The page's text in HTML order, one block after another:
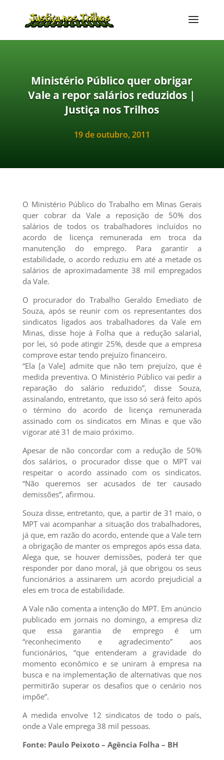
Ministério Público quer obrigar
Vale a repor salários reduzidos |
Justiça nos Trilhos
19 de outubro, 2011
O Ministério Público do Trabalho em Minas Gerais
quer cobrar da Vale a reposição de 50% dos
salários de todos os trabalhadores incluídos no
acordo de licença remunerada em troca da
manutenção do emprego. Para garantir a
estabilidade, o acordo reduziu em até a metade os
salários de aproximadamente 38 mil empregados
da Vale.
O procurador do Trabalho Geraldo Emediato de
Souza, após se reunir com os representantes dos
sindicatos ligados aos trabalhadores da Vale em
Minas, disse hoje à Folha que a redução salarial,
por lei, só pode atingir 25%, desde que a empresa
comprove estar tendo prejuízo financeiro.
“Ela [a Vale] admite que não tem prejuízo, que é
medida preventiva. O Ministério Público vai pedir a
reparação do salário reduzido”, disse Souza,
assinalando, entretanto, que isso só será feito após
o término do acordo de licença remunerada
assinado com os sindicatos em Minas e que vão
vigorar até 31 de maio próximo.
Apesar de não concordar com a redução de 50%
dos salários, o procurador disse que o MPT vai
respeitar o acordo assinado com os sindicatos.
“Não queremos ser acusados de ter causado
demissões”, afirmou.
Souza disse, entretanto, que, a partir de 31 maio, o
MPT vai acompanhar a situação dos trabalhadores,
já que, em razão do acordo, entende que a Vale tem
a obrigação de manter os empregos após essa data.
Alega que, se houver demissões, poderá ter que
responder por dano moral, já que obrigou os seus
funcionários a assinarem um acordo prejudicial a
eles em troca de estabilidade.
A Vale não comenta a intenção do MPT. Em anúncio
publicado em jornais no domingo, a empresa diz
que essa garantia de emprego é um
“reconhecimento e agradecimento” aos
funcionários, “que entenderam a gravidade do
momento econômico e se uniram à empresa na
busca e na implementação de alternativas que nos
permitirão superar os desafios que o cenário nos
impõe”.
A medida envolve 12 sindicatos de todo o país,
onde a Vale emprega 38 mil pessoas.
Fonte: Paulo Peixoto – Agência Folha – BH